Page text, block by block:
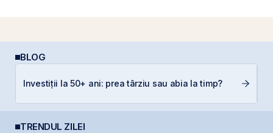
BLOG
Investiții la 50+ ani: prea târziu sau abia la timp?
TRENDUL ZILEI